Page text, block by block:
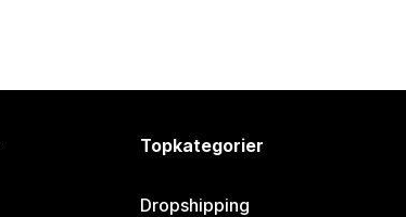
Topkategorier
Dropshipping